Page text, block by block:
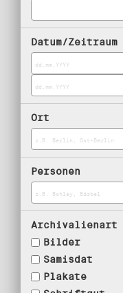
Datum/Zeitraum
Ort
Personen
Archivalienart
Bilder
Samisdat
Plakate